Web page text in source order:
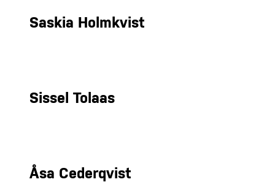
Saskia Holmkvist
Sissel Tolaas
Åsa Cederqvist